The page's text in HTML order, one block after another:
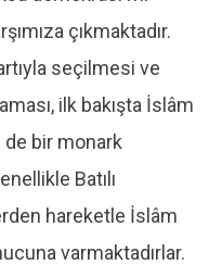
çıkmaktadır.
seçilmesi ve
ilk bakışta İslâm
bir monark
Batılı
hareketle İslâm
varmaktadırlar.